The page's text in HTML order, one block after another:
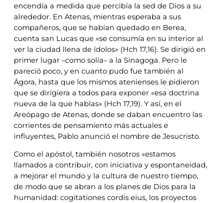
encendía a medida que percibía la sed de Dios a su
alrededor. En Atenas, mientras esperaba a sus
compañeros, que se habían quedado en Berea,
cuenta san Lucas que «se consumía en su interior al
ver la ciudad llena de ídolos» (Hch 17,16). Se dirigió en
primer lugar –como solía– a la Sinagoga. Pero le
pareció poco, y en cuanto pudo fue también al
Ágora, hasta que los mismos atenienses le pidieron
que se dirigiera a todos para exponer «esa doctrina
nueva de la que hablas» (Hch 17,19). Y así, en el
Areópago de Atenas, donde se daban encuentro las
corrientes de pensamiento más actuales e
influyentes, Pablo anunció el nombre de Jesucristo.
Como el apóstol, también nosotros «estamos
llamados a contribuir, con iniciativa y espontaneidad,
a mejorar el mundo y la cultura de nuestro tiempo,
de modo que se abran a los planes de Dios para la
humanidad: cogitationes cordis eius, los proyectos